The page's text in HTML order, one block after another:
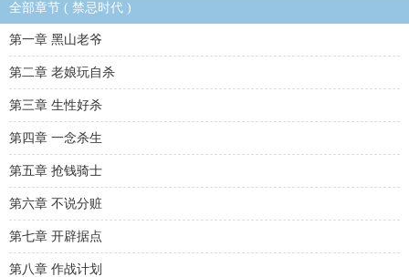
全部章节 ( 禁忌时代 )
第一章 黑山老爷
第二章 老娘玩自杀
第三章 生性好杀
第四章 一念杀生
第五章 抢钱骑士
第六章 不说分赃
第七章 开辟据点
第八章 作战计划